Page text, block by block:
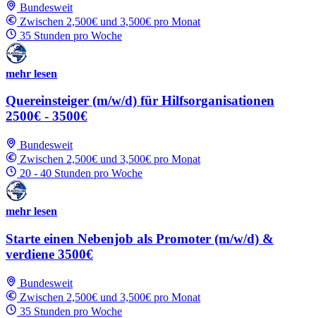
Bundesweit
Zwischen 2,500€ und 3,500€ pro Monat
35 Stunden pro Woche
mehr lesen
Quereinsteiger (m/w/d) für Hilfsorganisationen
2500€ - 3500€
Bundesweit
Zwischen 2,500€ und 3,500€ pro Monat
20 - 40 Stunden pro Woche
mehr lesen
Starte einen Nebenjob als Promoter (m/w/d) &
verdiene 3500€
Bundesweit
Zwischen 2,500€ und 3,500€ pro Monat
35 Stunden pro Woche